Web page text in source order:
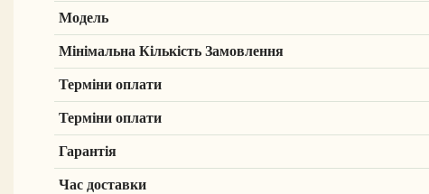
Модель
Мінімальна Кількість Замовлення
Терміни оплати
Терміни оплати
Гарантія
Час доставки